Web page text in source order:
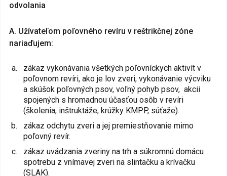
odvolania
A. Užívateľom poľovného revíru v reštrikčnej zóne
nariaďujem:
zákaz vykonávania všetkých poľovníckych aktivít v
poľovnom revíri, ako je lov zveri, vykonávanie výcviku
a skúšok poľovných psov, voľný pohyb psov, akcii
spojených s hromadnou účasťou osôb v revíri
(školenia, inštruktáže, krúžky KMPP, súťaže).
zákaz odchytu zveri a jej premiestňovanie mimo
poľovný revír.
zákaz uvádzania zveriny na trh a súkromnú domácu
spotrebu z vnímavej zveri na slintačku a krívačku
(SLAK).